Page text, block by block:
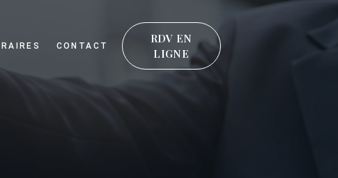
CONTACT
RDV EN
LIGNE